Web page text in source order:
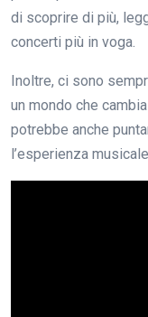
di scoprire di più,
concerti più in voga.
Inoltre, ci sono
un mondo che
potrebbe anche
l’esperienza